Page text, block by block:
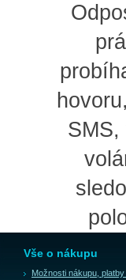
SMS,
Vše o nákupu
Možnosti nákupu,